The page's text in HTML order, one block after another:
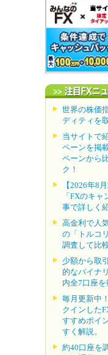
世界の株価
ディティを
当サイトで
ペーンを掲
ペーンから
ク！
【2026年8
「FXのキ
事で詳しく
高金利で人
の「トルコ
調査して比
少額から取
的なバイナ
内全7口座を
毎月更新中
クインした
すすめポイ
すく解説。
約40口座を